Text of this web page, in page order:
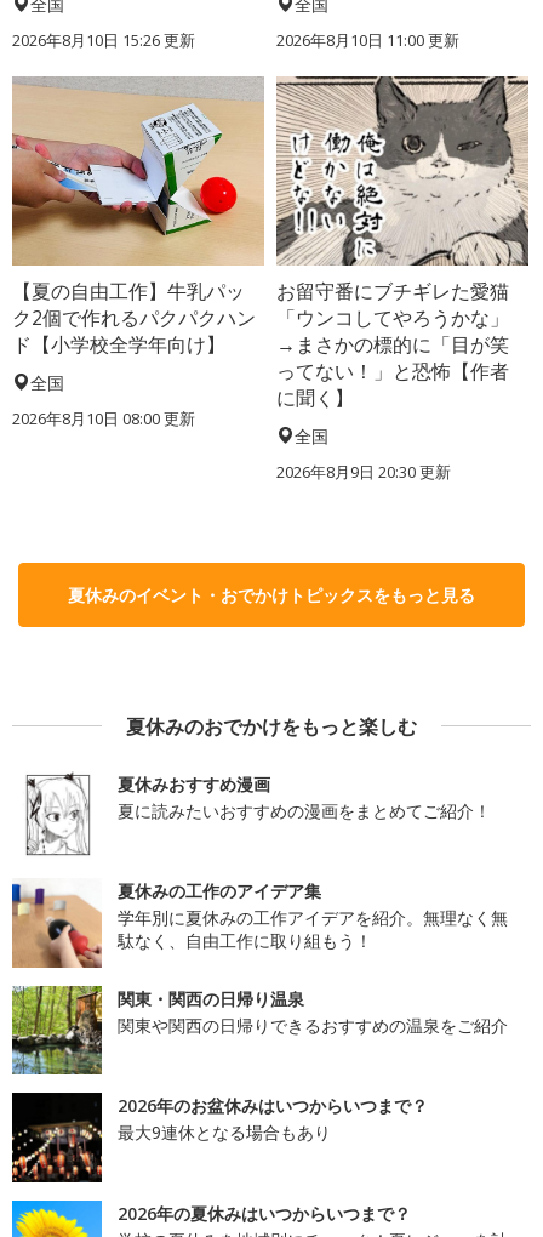
2026年8月10日 15:26更新 2026年8月10日 11:00更新
【夏の自由工作】牛乳パッ
ク2個で作れるパクパクハン
ド【小学校全学年向け】
全国
2026年8月10日 08:00更新
お留守番にブチギレた愛猫
「ウンコしてやろうかな」
→まさかの標的に「目が笑
ってない！」と恐怖【作者
に聞く】
全国
2026年8月9日 20:30更新
夏休みのイベント・おでかけトピックスをもっと見る
夏休みのおでかけをもっと楽しむ
夏休みおすすめ漫画
夏に読みたいおすすめの漫画をまとめてご紹介！
夏休みの工作のアイデア集
学年別に夏休みの工作アイデアを紹介。無理なく無
駄なく、自由工作に取り組もう！
関東・関西の日帰り温泉
関東や関西の日帰りできるおすすめの温泉をご紹介
2026年のお盆休みはいつからいつまで？
最大9連休となる場合もあり
2026年の夏休みはいつからいつまで？